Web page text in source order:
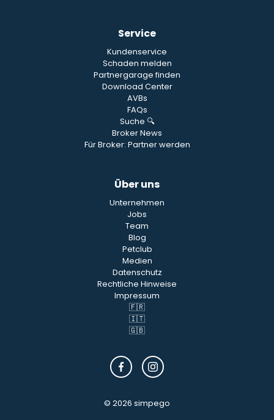
Service
Kundenservice
Schaden melden
Partnergarage finden
Download Center
AVBs
FAQs
Suche 🔍
Broker News
Für Broker: Partner werden
Über uns
Unternehmen
Jobs
Team
Blog
Petclub
Medien
Datenschutz
Rechtliche Hinweise
Impressum
🇫🇷
🇮🇹
🇬🇧
© 2026 simpego